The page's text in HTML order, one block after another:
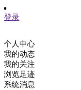
登录
个人中心
我的动态
我的关注
浏览足迹
系统消息